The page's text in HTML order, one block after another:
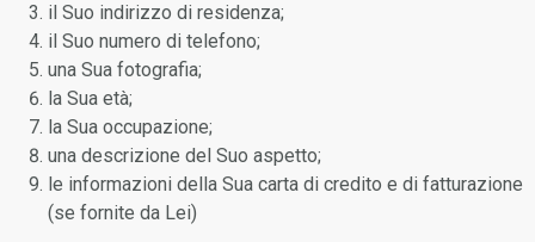
il Suo indirizzo di residenza;
il Suo numero di telefono;
una Sua fotografia;
la Sua età;
la Sua occupazione;
una descrizione del Suo aspetto;
le informazioni della Sua carta di credito e di fatturazione
(se fornite da Lei)